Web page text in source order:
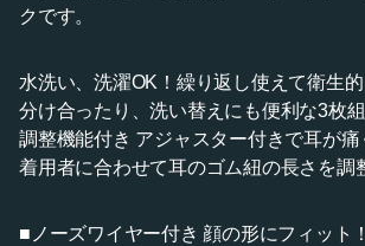
クです。
水洗い、洗濯OK！繰り返し使えて衛生
分け合ったり、洗い替えにも便利な3枚
調整機能付き アジャスター付きで耳が痛
着用者に合わせて耳のゴム紐の長さを調
■ノーズワイヤー付き 顔の形にフィット